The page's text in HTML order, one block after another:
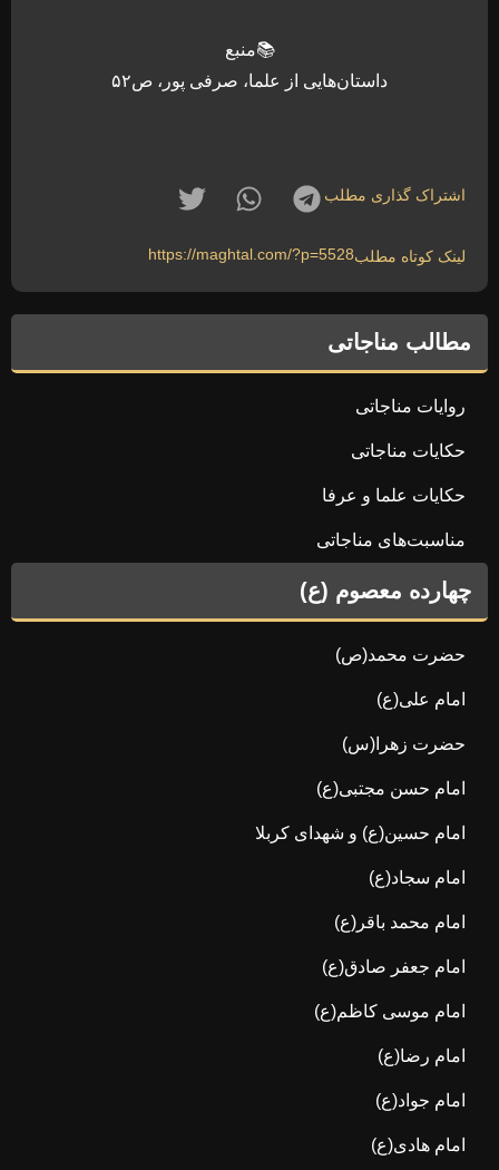
مطالب مناجاتی
روایات مناجاتی
حکایات مناجاتی
حکایات علما و عرفا
مناسبت‌های مناجاتی
چهارده معصوم (ع)
حضرت محمد(ص)
امام علی(ع)
حضرت زهرا(س)
امام حسن مجتبی(ع)
امام حسین(ع) و شهدای کربلا
امام سجاد(ع)
امام محمد باقر(ع)
امام جعفر صادق(ع)
امام موسی کاظم(ع)
امام رضا(ع)
امام جواد(ع)
امام هادی(ع)
📚منبع
داستان‌هایی از علما، صرفی پور، ص۵۲
اشتراک گذاری مطلب
لینک کوتاه مطلبhttps://maghtal.com/?p=5528